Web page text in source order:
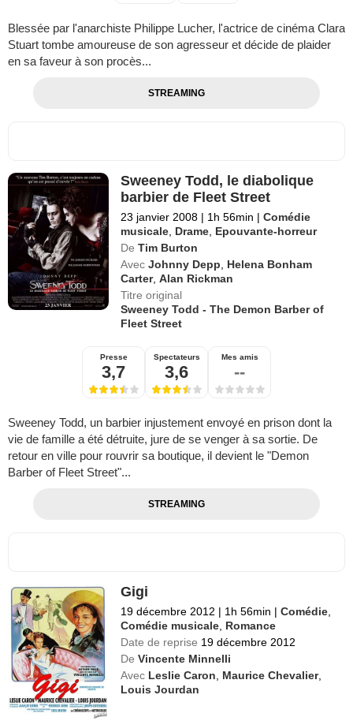
Blessée par l'anarchiste Philippe Lucher, l'actrice de cinéma Clara
Stuart tombe amoureuse de son agresseur et décide de plaider
en sa faveur à son procès...
STREAMING
Sweeney Todd, le diabolique
barbier de Fleet Street
23 janvier 2008 | 1h 56min | Comédie
musicale Drame Epouvante-horreur
De Tim Burton
Avec Johnny Depp
Helena Bonham
Carter,Alan Rickman
Titre original
Sweeney Todd - The Demon Barber of
Fleet Street
Presse
3,7
Spectateurs
3,6
Mes amis
--
Sweeney Todd, un barbier injustement envoyé en prison dont la
vie de famille a été détruite, jure de se venger à sa sortie. De
retour en ville pour rouvrir sa boutique, il devient le "Demon
Barber of Fleet Street"...
STREAMING
Gigi
19 décembre 2012 | 1h 56min | Comédie
Comédie musicale Romance
Date de reprise 19 décembre 2012
De Vincente Minnelli
Avec Leslie Caron Maurice Chevalier,
Louis Jourdan